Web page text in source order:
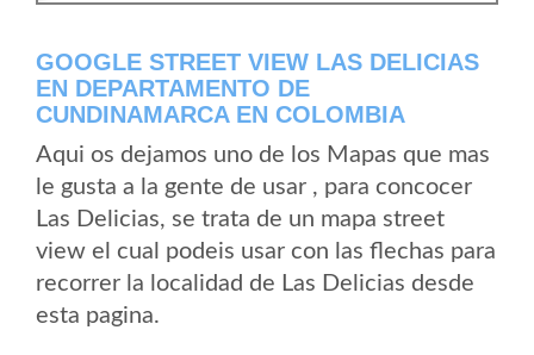
GOOGLE STREET VIEW LAS DELICIAS
EN DEPARTAMENTO DE
CUNDINAMARCA EN COLOMBIA
Aqui os dejamos uno de los Mapas que mas
le gusta a la gente de usar , para concocer
Las Delicias, se trata de un mapa street
view el cual podeis usar con las flechas para
recorrer la localidad de Las Delicias desde
esta pagina.